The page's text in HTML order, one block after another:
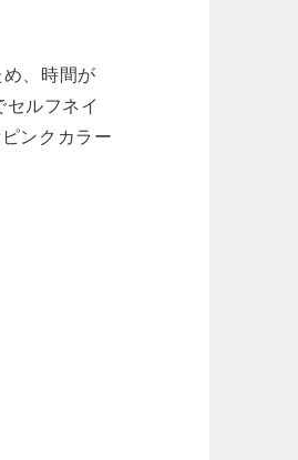
、時間が
ルフネイ
ンクカラー